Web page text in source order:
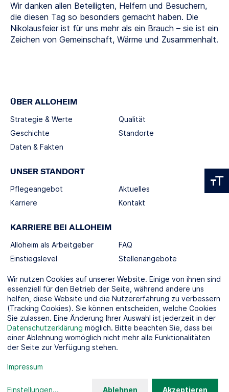
Wir danken allen Beteiligten, Helfern und Besuchern,
die diesen Tag so besonders gemacht haben. Die
Nikolausfeier ist für uns mehr als ein Brauch – sie ist ein
Zeichen von Gemeinschaft, Wärme und Zusammenhalt.
ÜBER ALLOHEIM
Strategie & Werte
Geschichte
Daten & Fakten
Qualität
Standorte
UNSER STANDORT
Pflegeangebot
Karriere
Aktuelles
Kontakt
KARRIERE BEI ALLOHEIM
Alloheim als Arbeitgeber
Einstiegslevel
FAQ
Stellenangebote
SOCIAL MEDIA
KOOPERATIONSPARTNER
Wir nutzen Cookies auf unserer Website. Einige von ihnen sind
essenziell für den Betrieb der Seite, während andere uns
helfen, diese Website und die Nutzererfahrung zu verbessern
(Tracking Cookies). Sie können entscheiden, welche Cookies
Sie zulassen. Eine Änderung Ihrer Auswahl ist jederzeit in der
Datenschutzerklärung möglich. Bitte beachten Sie, dass bei
einer Ablehnung womöglich nicht mehr alle Funktionalitäten
der Seite zur Verfügung stehen.
Impressum
Einstellungen... Ablehnen Akzeptieren